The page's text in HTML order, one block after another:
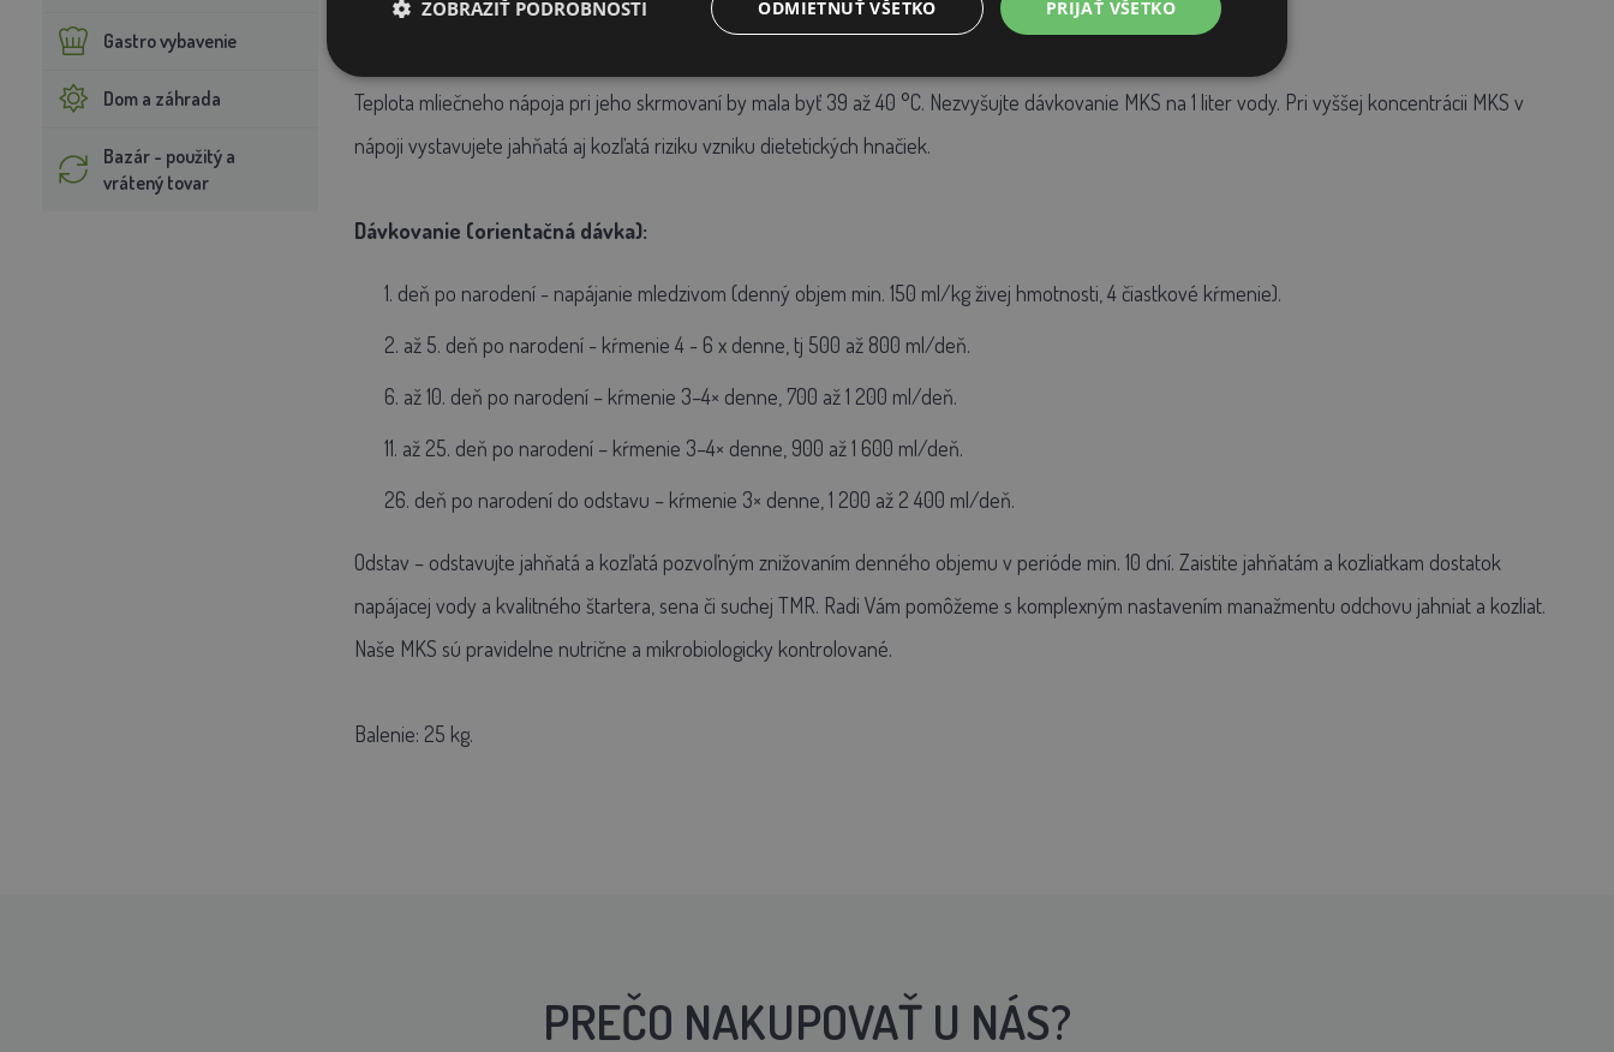
Gastro vybavenie
Dom a záhrada
Bazár - použitý a
vrátený tovar
Kozlatá: 140 až 150 g mliečnej kŕmnej zmesi v 1000 ml teplej vody 45 °C.
Teplota mliečneho nápoja pri jeho skrmovaní by mala byť 39 až 40 °C. Nezvyšujte dávkovanie MKS na 1 liter vody. Pri vyššej koncentrácii MKS v
nápoji vystavujete jahňatá aj kozľatá riziku vzniku dietetických hnačiek.
Dávkovanie (orientačná dávka):
1. deň po narodení - napájanie mledzivom (denný objem min. 150 ml/kg živej hmotnosti, 4 čiastkové kŕmenie).
2. až 5. deň po narodení - kŕmenie 4 - 6 x denne, tj 500 až 800 ml/deň.
6. až 10. deň po narodení – kŕmenie 3–4× denne, 700 až 1 200 ml/deň.
11. až 25. deň po narodení – kŕmenie 3–4× denne, 900 až 1 600 ml/deň.
26. deň po narodení do odstavu – kŕmenie 3× denne, 1 200 až 2 400 ml/deň.
Odstav – odstavujte jahňatá a kozľatá pozvoľným znižovaním denného objemu v perióde min. 10 dní. Zaistite jahňatám a kozliatkam dostatok
napájacej vody a kvalitného štartera, sena či suchej TMR. Radi Vám pomôžeme s komplexným nastavením manažmentu odchovu jahniat a kozliat.
Naše MKS sú pravidelne nutrične a mikrobiologicky kontrolované.
Balenie: 25 kg.
PREČO NAKUPOVAŤ U NÁS?
PRIJAŤ VŠETKO
ODMIETNUŤ VŠETKO
ZOBRAZIŤ PODROBNOSTI